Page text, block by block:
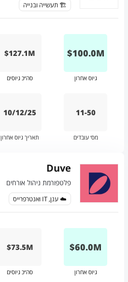
🏗️ תעשייה ובנייה
M
100.0
$
גיוס אחרון
$127.1M
סה״כ גיוסים
11-50
מס׳ עובדים
10/12/25
תאריך גיוס אחרון
Duve
פלטפורמת ניהול אורחים
☁️ ענן, IT ואנטרפרייס
M
60.0
$
גיוס אחרון
$73.5M
סה״כ גיוסים